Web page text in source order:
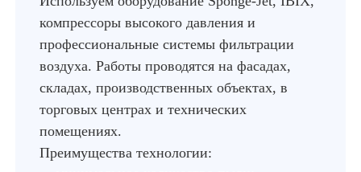
компрессоры высокого давления и
профессиональные системы фильтрации
воздуха. Работы проводятся на фасадах,
складах, производственных объектах, в
торговых центрах и технических
помещениях.
Преимущества технологии: